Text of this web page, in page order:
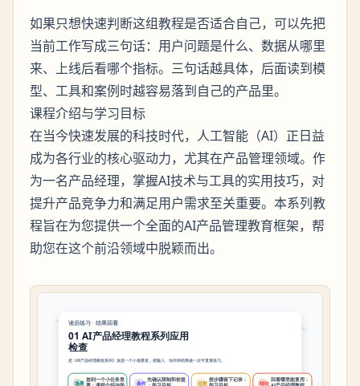
如果只想快速判断这组教程是否适合自己，可以先把
当前工作写成三句话：用户问题是什么、数据从哪里
来、上线后看哪个指标。三句话越具体，后面读到模
型、工具和案例时越容易落到自己的产品里。
课程介绍与学习目标
在当今快速发展的科技时代，人工智能（AI）正日益
成为各行业的核心驱动力，尤其在产品管理领域。作
为一名产品经理，掌握AI技术与工具的实用技巧，对
提升产品竞争力和满足用户需求至关重要。本系列教
程旨在为您提供一个全面的AI产品管理教育框架，帮
助您在这个前沿领域中脱颖而出。